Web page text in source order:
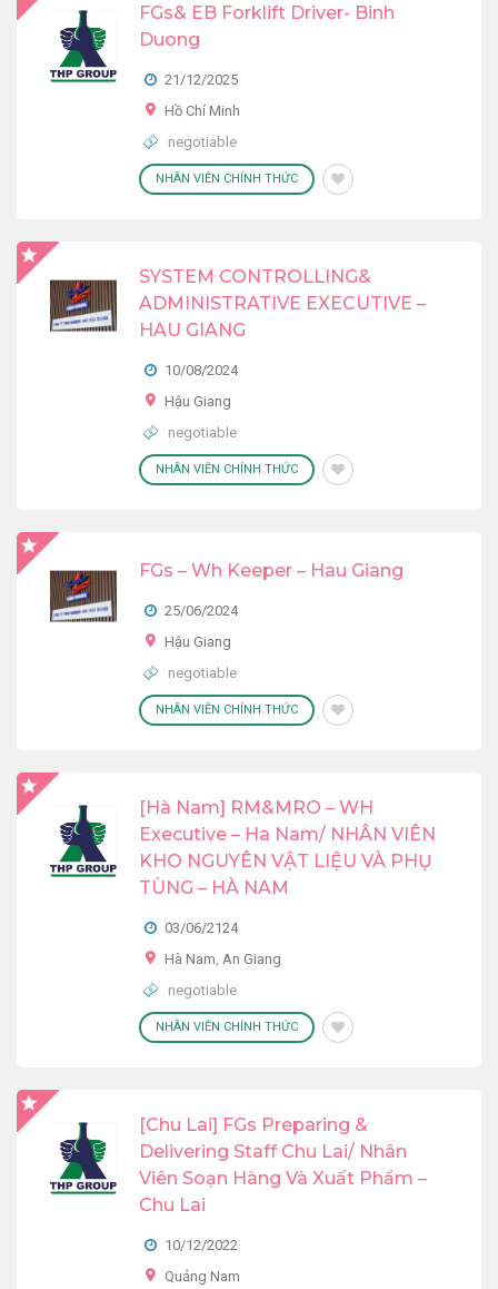
FGs& EB Forklift Driver- Binh
Duong
21/12/2025
Hồ Chí Minh
negotiable
NHÂN VIÊN CHÍNH THỨC
SYSTEM CONTROLLING&
ADMINISTRATIVE EXECUTIVE –
HAU GIANG
10/08/2024
Hậu Giang
negotiable
NHÂN VIÊN CHÍNH THỨC
FGs – Wh Keeper – Hau Giang
25/06/2024
Hậu Giang
negotiable
NHÂN VIÊN CHÍNH THỨC
[Hà Nam] RM&MRO – WH
Executive – Ha Nam/ NHÂN VIÊN
KHO NGUYÊN VẬT LIỆU VÀ PHỤ
TÙNG – HÀ NAM
03/06/2124
Hà Nam, An Giang
negotiable
NHÂN VIÊN CHÍNH THỨC
[Chu Lai] FGs Preparing &
Delivering Staff Chu Lai/ Nhân
Viên Soạn Hàng Và Xuất Phẩm –
Chu Lai
10/12/2022
Quảng Nam